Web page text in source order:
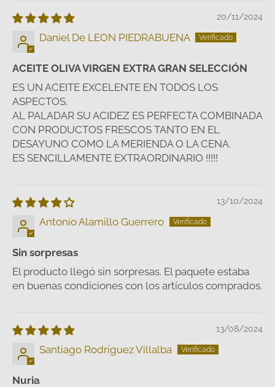
20/11/2024
Daniel De LEON PIEDRABUENA
ACEITE OLIVA VIRGEN EXTRA GRAN SELECCIÓN
ES UN ACEITE EXCELENTE EN TODOS LOS
ASPECTOS.
AL PALADAR SU ACIDEZ ES PERFECTA COMBINADA
CON PRODUCTOS FRESCOS TANTO EN EL
DESAYUNO COMO LA MERIENDA O LA CENA.
ES SENCILLAMENTE EXTRAORDINARIO !!!!!
13/10/2024
Antonio Alamillo Guerrero
Sin sorpresas
El producto llegó sin sorpresas. El paquete estaba
en buenas condiciones con los artículos comprados.
13/08/2024
Santiago Rodríguez Villalba
Nuria